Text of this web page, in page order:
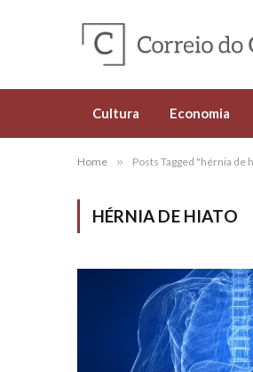
Cultura Economia
Home » Posts Tagged "hérnia de
HÉRNIA DE HIATO